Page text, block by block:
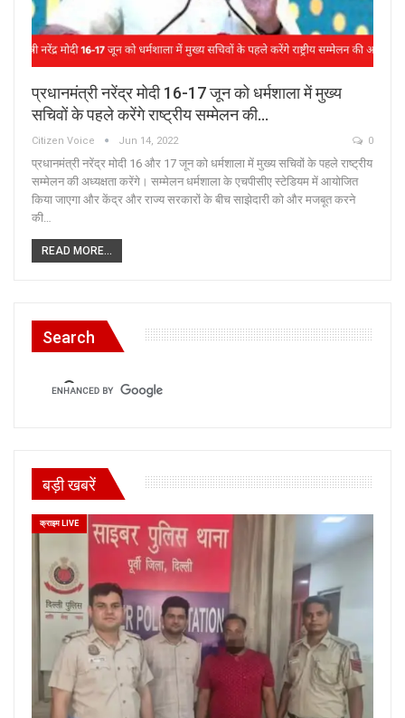
प्रधानमंत्री नरेंद्र मोदी 16-17 जून को धर्मशाला में मुख्य
सचिवों के पहले करेंगे राष्ट्रीय सम्मेलन की…
Citizen Voice Jun 14, 2022 0
प्रधानमंत्री नरेंद्र मोदी 16 और 17 जून को धर्मशाला में मुख्य सचिवों के पहले राष्ट्रीय
सम्मेलन की अध्यक्षता करेंगे। सम्मेलन धर्मशाला के एचपीसीए स्टेडियम में आयोजित
किया जाएगा और केंद्र और राज्य सरकारों के बीच साझेदारी को और मजबूत करने
की…
READ MORE...
Search
बड़ी खबरें
क्राइम LIVE